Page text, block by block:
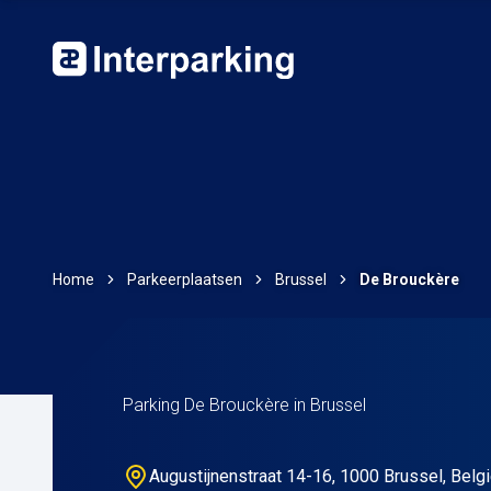
Home Parkeerplaatsen Brussel De Brouckère
Parking De Brouckère in Brussel
Augustijnenstraat 14-16, 1000 Brussel,